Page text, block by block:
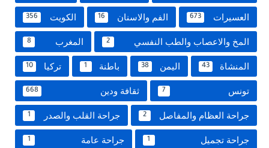
العسيرات 673 الفم والاسنان 16 الكويت 356
المخ والاعصاب والطب النفسي 2 المغرب 8
المنشاة 43 اليمن 38 باطنة 1 تركيا 10
تونس 7 ثقافة ودين 668
جراحة العظام والمفاصل 2 جراحة القلب والصدر 1
جراحة تجميل 1 جراحة عامة 1